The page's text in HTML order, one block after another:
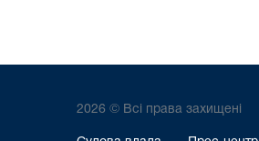
2026 © Всі права захищені